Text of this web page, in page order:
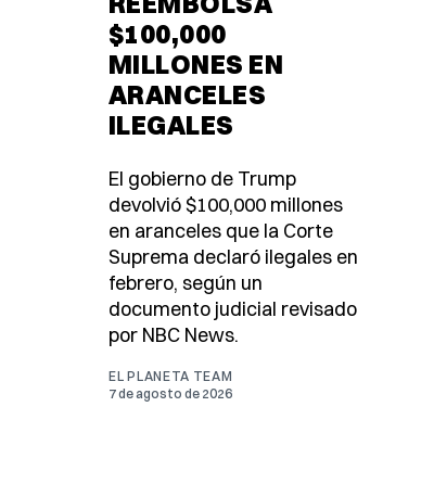
$100,000
MILLONES EN
ARANCELES
ILEGALES
El gobierno de Trump
devolvió $100,000 millones
en aranceles que la Corte
Suprema declaró ilegales en
febrero, según un
documento judicial revisado
por NBC News.
EL PLANETA TEAM
7 de agosto de 2026